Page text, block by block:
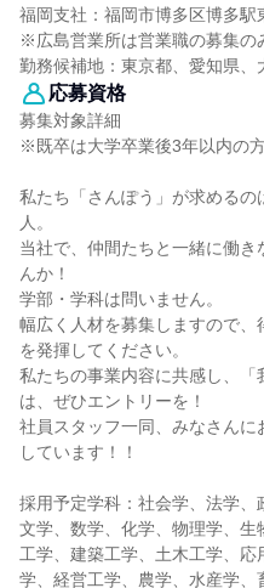
福岡支社：福岡市博多区博多
※広島営業所は営業職の募集の
勤務候補地：東京都、愛知県、
応募資格
募集対象詳細
※既卒は大学卒業後3年以内の
私たち「さんぽう」が求める
人。
当社で、仲間たちと一緒に働
んか！
学部・学科は問いません。
幅広く人材を募集しますので
を発揮してください。
私たちの事業内容に共感し、
は、ぜひエントリーを！
社員スタッフ一同、みなさん
しています！！
採用予定学科：社会学、法学、
文学、数学、化学、物理学、
工学、建築工学、土木工学、
学、経営工学、農学、水産学